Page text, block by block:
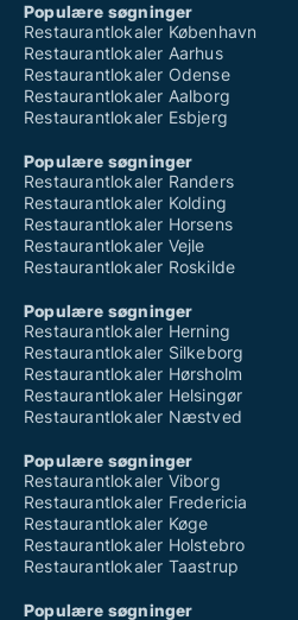
Populære søgninger
Restaurantlokaler København
Restaurantlokaler Aarhus
Restaurantlokaler Odense
Restaurantlokaler Aalborg
Restaurantlokaler Esbjerg
Populære søgninger
Restaurantlokaler Randers
Restaurantlokaler Kolding
Restaurantlokaler Horsens
Restaurantlokaler Vejle
Restaurantlokaler Roskilde
Populære søgninger
Restaurantlokaler Herning
Restaurantlokaler Silkeborg
Restaurantlokaler Hørsholm
Restaurantlokaler Helsingør
Restaurantlokaler Næstved
Populære søgninger
Restaurantlokaler Viborg
Restaurantlokaler Fredericia
Restaurantlokaler Køge
Restaurantlokaler Holstebro
Restaurantlokaler Taastrup
Populære søgninger